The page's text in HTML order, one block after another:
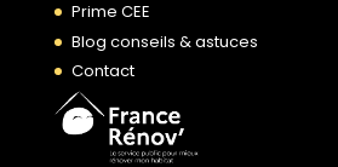
Prime CEE
Blog conseils & astuces
Contact